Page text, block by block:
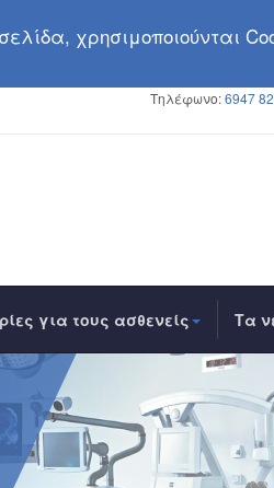
χρησιμοποιούνται
Τηλέφωνο:6947
για τους ασθενείς Τα